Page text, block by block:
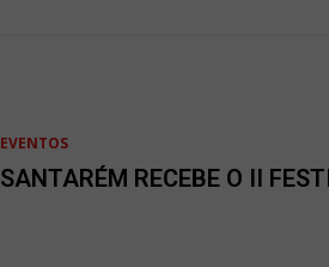
EVENTOS
SANTARÉM RECEBE O II